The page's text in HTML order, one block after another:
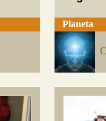
Planeta